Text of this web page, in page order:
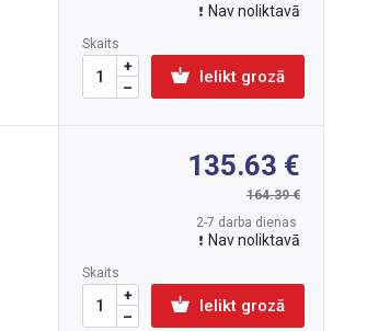
Nav noliktavā
Skaits
Ielikt grozā
135.63
164.39
2-7 darba dienas
Nav noliktavā
Skaits
Ielikt grozā